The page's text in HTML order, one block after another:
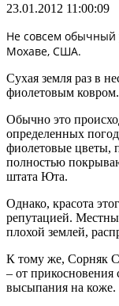
23.01.2012 11:00:09
Не совсем обычный
Мохаве, США.
Сухая земля раз в
фиолетовым ковром.
Обычно это
определенных
фиолетовые цветы,
полностью
штата Юта.
Однако, красота
репутацией.
плохой землей,
К тому же, Сорняк
– от
высыпания на коже.